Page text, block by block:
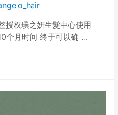
授权璞之妍生髮中心使用
个月时间 终于可以确 …